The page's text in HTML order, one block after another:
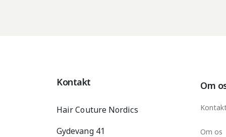
Kontakt
Hair Couture Nordics
Gydevang 41
Om
Om os